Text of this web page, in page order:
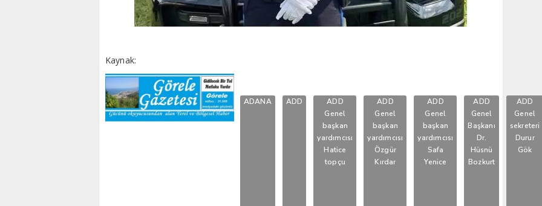
Kaynak:
ADANA ADD
ADD
Genel
başkan
yardımcısı
Hatice
topçu
ADD
Genel
başkan
yardımcısı
Özgür
Kırdar
ADD
Genel
başkan
yardımcısı
Safa
Yenice
ADD
Genel
Başkanı
Dr.
Hüsnü
Bozkurt
ADD
Genel
sekreteri
Durur
Gök